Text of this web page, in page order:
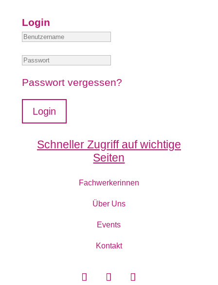
Login
Passwort vergessen?
Login
Schneller Zugriff auf wichtige
Seiten
Fachwerkerinnen
Über Uns
Events
Kontakt